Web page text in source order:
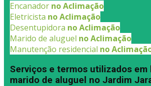
Encanador no Aclimação
Eletricista no Aclimação
Desentupidora no Aclimação
Marido de aluguel no Aclimação
Manutenção residencial no
Serviços e termos utilizados em
marido de aluguel no Jardim